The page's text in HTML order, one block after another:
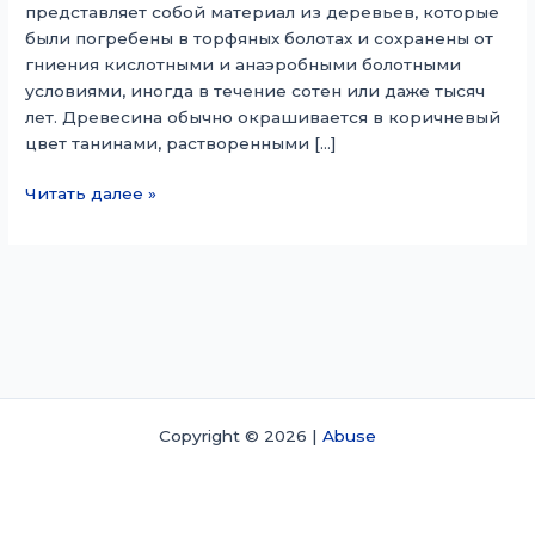
представляет собой материал из деревьев, которые
были погребены в торфяных болотах и ​​сохранены от
гниения кислотными и анаэробными болотными
условиями, иногда в течение сотен или даже тысяч
лет. Древесина обычно окрашивается в коричневый
цвет танинами, растворенными […]
Болото
Читать далее »
Copyright © 2026 | Abuse